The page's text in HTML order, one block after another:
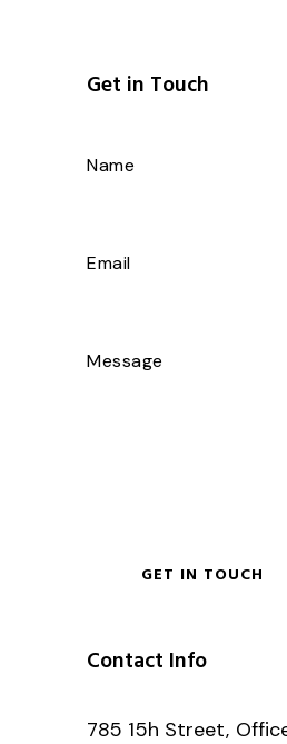
Get in Touch
Contact Info
785 15h Street,